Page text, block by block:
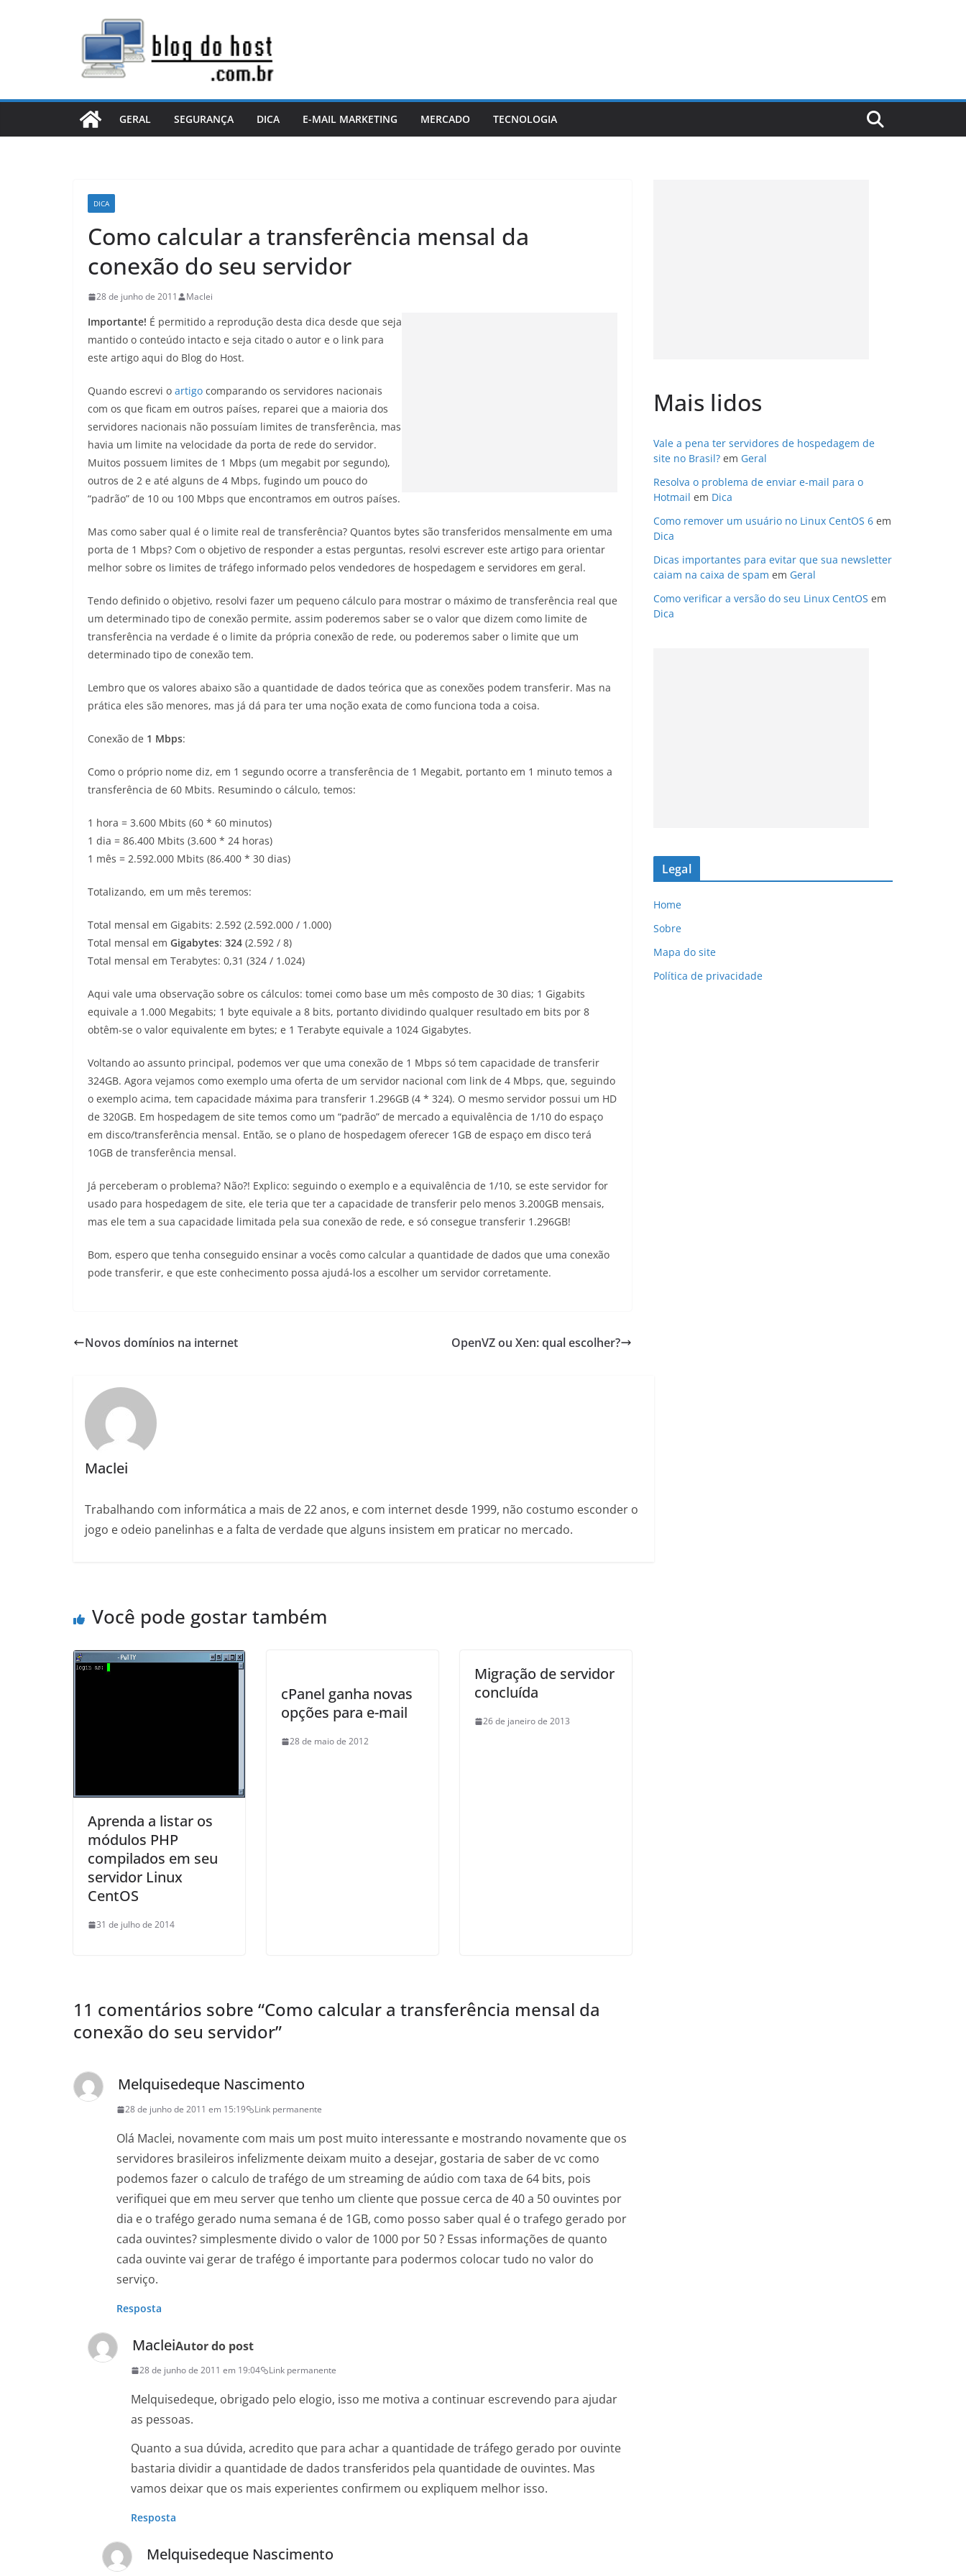
GERAL SEGURANÇA DICA E-MAIL MARKETING MERCADO TECNOLOGIA
DICA
Como calcular a transferência mensal da
conexão do seu servidor
28 de junho de 2011 Maclei
Importante! É permitido a reprodução desta dica desde que seja
mantido o conteúdo intacto e seja citado o autor e o link para
este artigo aqui do Blog do Host.
Quando escrevi o artigo comparando os servidores nacionais
com os que ficam em outros países, reparei que a maioria dos
servidores nacionais não possuíam limites de transferência, mas
havia um limite na velocidade da porta de rede do servidor.
Muitos possuem limites de 1 Mbps (um megabit por segundo),
outros de 2 e até alguns de 4 Mbps, fugindo um pouco do
“padrão” de 10 ou 100 Mbps que encontramos em outros países.
Mas como saber qual é o limite real de transferência? Quantos bytes são transferidos mensalmente em uma
porta de 1 Mbps? Com o objetivo de responder a estas perguntas, resolvi escrever este artigo para orientar
melhor sobre os limites de tráfego informado pelos vendedores de hospedagem e servidores em geral.
Tendo definido o objetivo, resolvi fazer um pequeno cálculo para mostrar o máximo de transferência real que
um determinado tipo de conexão permite, assim poderemos saber se o valor que dizem como limite de
transferência na verdade é o limite da própria conexão de rede, ou poderemos saber o limite que um
determinado tipo de conexão tem.
Lembro que os valores abaixo são a quantidade de dados teórica que as conexões podem transferir. Mas na
prática eles são menores, mas já dá para ter uma noção exata de como funciona toda a coisa.
Conexão de 1 Mbps:
Como o próprio nome diz, em 1 segundo ocorre a transferência de 1 Megabit, portanto em 1 minuto temos a
transferência de 60 Mbits. Resumindo o cálculo, temos:
1 hora = 3.600 Mbits (60 * 60 minutos)
1 dia = 86.400 Mbits (3.600 * 24 horas)
1 mês = 2.592.000 Mbits (86.400 * 30 dias)
Totalizando, em um mês teremos:
Total mensal em Gigabits: 2.592 (2.592.000 / 1.000)
Total mensal em Gigabytes: 324 (2.592 / 8)
Total mensal em Terabytes: 0,31 (324 / 1.024)
Aqui vale uma observação sobre os cálculos: tomei como base um mês composto de 30 dias; 1 Gigabits
equivale a 1.000 Megabits; 1 byte equivale a 8 bits, portanto dividindo qualquer resultado em bits por 8
obtêm-se o valor equivalente em bytes; e 1 Terabyte equivale a 1024 Gigabytes.
Voltando ao assunto principal, podemos ver que uma conexão de 1 Mbps só tem capacidade de transferir
324GB. Agora vejamos como exemplo uma oferta de um servidor nacional com link de 4 Mbps, que, seguindo
o exemplo acima, tem capacidade máxima para transferir 1.296GB (4 * 324). O mesmo servidor possui um HD
de 320GB. Em hospedagem de site temos como um “padrão” de mercado a equivalência de 1/10 do espaço
em disco/transferência mensal. Então, se o plano de hospedagem oferecer 1GB de espaço em disco terá
10GB de transferência mensal.
Já perceberam o problema? Não?! Explico: seguindo o exemplo e a equivalência de 1/10, se este servidor for
usado para hospedagem de site, ele teria que ter a capacidade de transferir pelo menos 3.200GB mensais,
mas ele tem a sua capacidade limitada pela sua conexão de rede, e só consegue transferir 1.296GB!
Bom, espero que tenha conseguido ensinar a vocês como calcular a quantidade de dados que uma conexão
pode transferir, e que este conhecimento possa ajudá-los a escolher um servidor corretamente.
Novos domínios na internet OpenVZ ou Xen: qual escolher?
Maclei
Trabalhando com informática a mais de 22 anos, e com internet desde 1999, não costumo esconder o
jogo e odeio panelinhas e a falta de verdade que alguns insistem em praticar no mercado.
Você pode gostar também
Aprenda a listar os
módulos PHP
compilados em seu
servidor Linux
CentOS
31 de julho de 2014
cPanel ganha novas
opções para e-mail
28 de maio de 2012
Migração de servidor
concluída
26 de janeiro de 2013
11 comentários sobre “Como calcular a transferência mensal da
conexão do seu servidor”
Melquisedeque Nascimento
28 de junho de 2011 em 15:19 Link permanente
Olá Maclei, novamente com mais um post muito interessante e mostrando novamente que os
servidores brasileiros infelizmente deixam muito a desejar, gostaria de saber de vc como
podemos fazer o calculo de trafégo de um streaming de aúdio com taxa de 64 bits, pois
verifiquei que em meu server que tenho um cliente que possue cerca de 40 a 50 ouvintes por
dia e o trafégo gerado numa semana é de 1GB, como posso saber qual é o trafego gerado por
cada ouvintes? simplesmente divido o valor de 1000 por 50 ? Essas informações de quanto
cada ouvinte vai gerar de trafégo é importante para podermos colocar tudo no valor do
serviço.
Resposta
MacleiAutor do post
28 de junho de 2011 em 19:04 Link permanente
Melquisedeque, obrigado pelo elogio, isso me motiva a continuar escrevendo para ajudar
as pessoas.
Quanto a sua dúvida, acredito que para achar a quantidade de tráfego gerado por ouvinte
bastaria dividir a quantidade de dados transferidos pela quantidade de ouvintes. Mas
vamos deixar que os mais experientes confirmem ou expliquem melhor isso.
Resposta
Melquisedeque Nascimento
Mais lidos
Vale a pena ter servidores de hospedagem de
site no Brasil? em Geral
Resolva o problema de enviar e-mail para o
Hotmail em Dica
Como remover um usuário no Linux CentOS 6 em
Dica
Dicas importantes para evitar que sua newsletter
caiam na caixa de spam em Geral
Como verificar a versão do seu Linux CentOS em
Dica
Legal
Home
Sobre
Mapa do site
Política de privacidade